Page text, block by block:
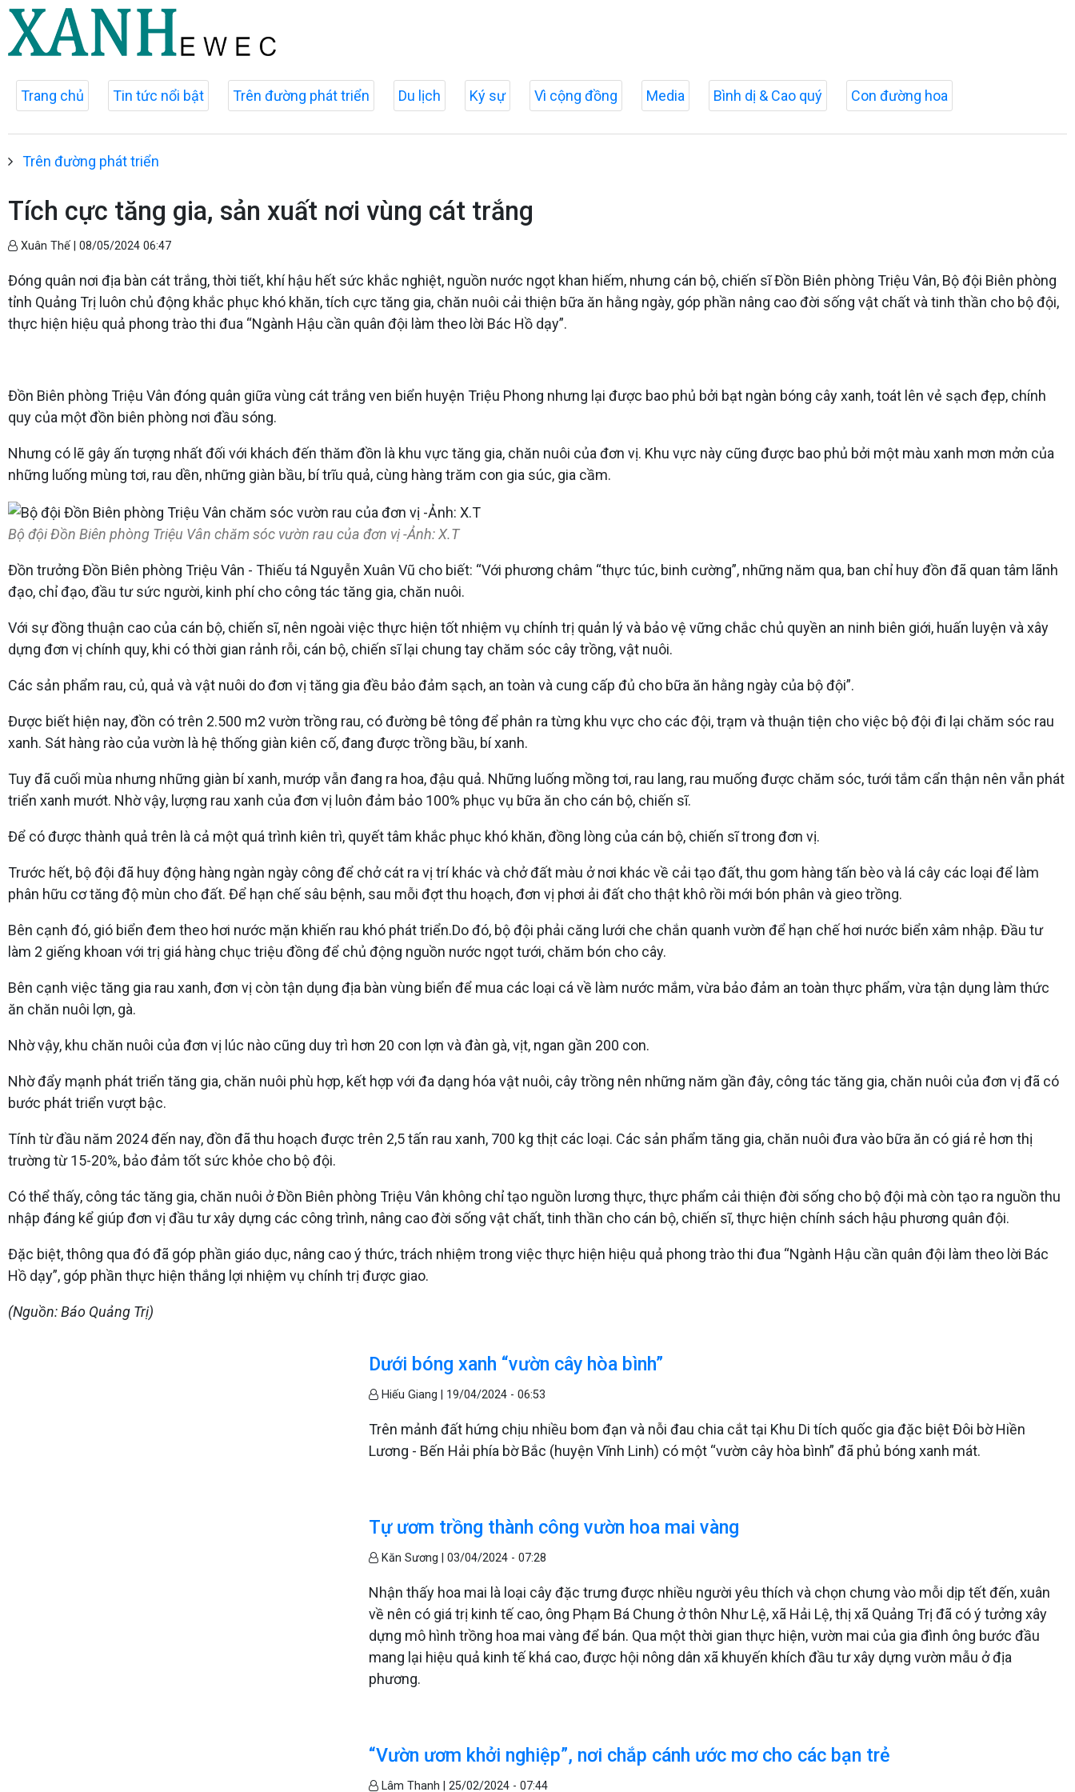
Trang chủ Tin tức nổi bật Trên đường phát triển Du lịch Ký sự Vì cộng đồng Media Bình dị & Cao quý Con đường hoa
Trên đường phát triển
Tích cực tăng gia, sản xuất nơi vùng cát trắng
Xuân Thế | 08/05/2024 06:47
Đóng quân nơi địa bàn cát trắng, thời tiết, khí hậu hết sức khắc nghiệt, nguồn nước ngọt khan hiếm, nhưng cán bộ, chiến sĩ Đồn Biên phòng Triệu Vân, Bộ đội Biên phòng
tỉnh Quảng Trị luôn chủ động khắc phục khó khăn, tích cực tăng gia, chăn nuôi cải thiện bữa ăn hằng ngày, góp phần nâng cao đời sống vật chất và tinh thần cho bộ đội,
thực hiện hiệu quả phong trào thi đua “Ngành Hậu cần quân đội làm theo lời Bác Hồ dạy”.
Đồn Biên phòng Triệu Vân đóng quân giữa vùng cát trắng ven biển huyện Triệu Phong nhưng lại được bao phủ bởi bạt ngàn bóng cây xanh, toát lên vẻ sạch đẹp, chính
quy của một đồn biên phòng nơi đầu sóng.
Nhưng có lẽ gây ấn tượng nhất đối với khách đến thăm đồn là khu vực tăng gia, chăn nuôi của đơn vị. Khu vực này cũng được bao phủ bởi một màu xanh mơn mởn của
những luống mùng tơi, rau dền, những giàn bầu, bí trĩu quả, cùng hàng trăm con gia súc, gia cầm.
Bộ đội Đồn Biên phòng Triệu Vân chăm sóc vườn rau của đơn vị -Ảnh: X.T
Đồn trưởng Đồn Biên phòng Triệu Vân - Thiếu tá Nguyễn Xuân Vũ cho biết: “Với phương châm “thực túc, binh cường”, những năm qua, ban chỉ huy đồn đã quan tâm lãnh
đạo, chỉ đạo, đầu tư sức người, kinh phí cho công tác tăng gia, chăn nuôi.
Với sự đồng thuận cao của cán bộ, chiến sĩ, nên ngoài việc thực hiện tốt nhiệm vụ chính trị quản lý và bảo vệ vững chắc chủ quyền an ninh biên giới, huấn luyện và xây
dựng đơn vị chính quy, khi có thời gian rảnh rỗi, cán bộ, chiến sĩ lại chung tay chăm sóc cây trồng, vật nuôi.
Các sản phẩm rau, củ, quả và vật nuôi do đơn vị tăng gia đều bảo đảm sạch, an toàn và cung cấp đủ cho bữa ăn hằng ngày của bộ đội”.
Được biết hiện nay, đồn có trên 2.500 m2 vườn trồng rau, có đường bê tông để phân ra từng khu vực cho các đội, trạm và thuận tiện cho việc bộ đội đi lại chăm sóc rau
xanh. Sát hàng rào của vườn là hệ thống giàn kiên cố, đang được trồng bầu, bí xanh.
Tuy đã cuối mùa nhưng những giàn bí xanh, mướp vẫn đang ra hoa, đậu quả. Những luống mồng tơi, rau lang, rau muống được chăm sóc, tưới tắm cẩn thận nên vẫn phát
triển xanh mướt. Nhờ vậy, lượng rau xanh của đơn vị luôn đảm bảo 100% phục vụ bữa ăn cho cán bộ, chiến sĩ.
Để có được thành quả trên là cả một quá trình kiên trì, quyết tâm khắc phục khó khăn, đồng lòng của cán bộ, chiến sĩ trong đơn vị.
Trước hết, bộ đội đã huy động hàng ngàn ngày công để chở cát ra vị trí khác và chở đất màu ở nơi khác về cải tạo đất, thu gom hàng tấn bèo và lá cây các loại để làm
phân hữu cơ tăng độ mùn cho đất. Để hạn chế sâu bệnh, sau mỗi đợt thu hoạch, đơn vị phơi ải đất cho thật khô rồi mới bón phân và gieo trồng.
Bên cạnh đó, gió biển đem theo hơi nước mặn khiến rau khó phát triển.Do đó, bộ đội phải căng lưới che chắn quanh vườn để hạn chế hơi nước biển xâm nhập. Đầu tư
làm 2 giếng khoan với trị giá hàng chục triệu đồng để chủ động nguồn nước ngọt tưới, chăm bón cho cây.
Bên cạnh việc tăng gia rau xanh, đơn vị còn tận dụng địa bàn vùng biển để mua các loại cá về làm nước mắm, vừa bảo đảm an toàn thực phẩm, vừa tận dụng làm thức
ăn chăn nuôi lợn, gà.
Nhờ vậy, khu chăn nuôi của đơn vị lúc nào cũng duy trì hơn 20 con lợn và đàn gà, vịt, ngan gần 200 con.
Nhờ đẩy mạnh phát triển tăng gia, chăn nuôi phù hợp, kết hợp với đa dạng hóa vật nuôi, cây trồng nên những năm gần đây, công tác tăng gia, chăn nuôi của đơn vị đã có
bước phát triển vượt bậc.
Tính từ đầu năm 2024 đến nay, đồn đã thu hoạch được trên 2,5 tấn rau xanh, 700 kg thịt các loại. Các sản phẩm tăng gia, chăn nuôi đưa vào bữa ăn có giá rẻ hơn thị
trường từ 15-20%, bảo đảm tốt sức khỏe cho bộ đội.
Có thể thấy, công tác tăng gia, chăn nuôi ở Đồn Biên phòng Triệu Vân không chỉ tạo nguồn lương thực, thực phẩm cải thiện đời sống cho bộ đội mà còn tạo ra nguồn thu
nhập đáng kể giúp đơn vị đầu tư xây dựng các công trình, nâng cao đời sống vật chất, tinh thần cho cán bộ, chiến sĩ, thực hiện chính sách hậu phương quân đội.
Đặc biệt, thông qua đó đã góp phần giáo dục, nâng cao ý thức, trách nhiệm trong việc thực hiện hiệu quả phong trào thi đua “Ngành Hậu cần quân đội làm theo lời Bác
Hồ dạy”, góp phần thực hiện thắng lợi nhiệm vụ chính trị được giao.
(Nguồn: Báo Quảng Trị)
Dưới bóng xanh “vườn cây hòa bình”
Hiếu Giang | 19/04/2024 - 06:53
Trên mảnh đất hứng chịu nhiều bom đạn và nỗi đau chia cắt tại Khu Di tích quốc gia đặc biệt Đôi bờ Hiền
Lương - Bến Hải phía bờ Bắc (huyện Vĩnh Linh) có một “vườn cây hòa bình” đã phủ bóng xanh mát.
Tự ươm trồng thành công vườn hoa mai vàng
Kăn Sương |03/04/2024 - 07:28
Nhận thấy hoa mai là loại cây đặc trưng được nhiều người yêu thích và chọn chưng vào mỗi dịp tết đến, xuân
về nên có giá trị kinh tế cao, ông Phạm Bá Chung ở thôn Như Lệ, xã Hải Lệ, thị xã Quảng Trị đã có ý tưởng xây
dựng mô hình trồng hoa mai vàng để bán. Qua một thời gian thực hiện, vườn mai của gia đình ông bước đầu
mang lại hiệu quả kinh tế khá cao, được hội nông dân xã khuyến khích đầu tư xây dựng vườn mẫu ở địa
phương.
“Vườn ươm khởi nghiệp”, nơi chắp cánh ước mơ cho các bạn trẻ
Lâm Thanh |25/02/2024 - 07:44